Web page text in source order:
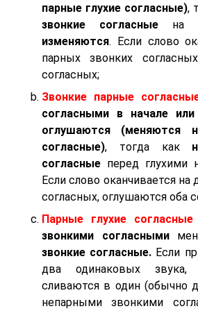
парные глухие согласные),
звонкие согласныена
изменяются. Если слово
парных звонких
согласных;
Звонкие парные
согласными в начале
оглушаются (меняются
согласные), тогда как
согласные перед глухими
Если слово оканчивается на
согласных, оглушаются оба
Парные глухие согласные
звонкими согласными
звонкие согласные. Если
два одинаковых
сливаются в один (обычно
непарными звонкими